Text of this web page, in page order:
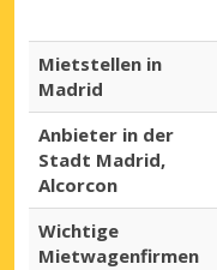
Mietstellen in
Madrid
Anbieter in der
Stadt Madrid,
Alcorcon
Wichtige
Mietwagenfirmen